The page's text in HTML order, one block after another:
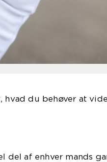
du behøver at vide
del af enhver mands